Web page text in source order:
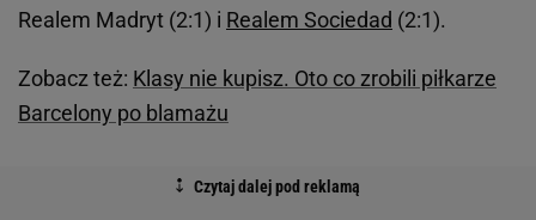
Realem Madryt (2:1) i Realem Sociedad (2:1).
Zobacz też: Klasy nie kupisz. Oto co zrobili piłkarze
Barcelony po blamażu